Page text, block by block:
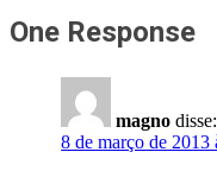
One Response
magno disse:
8 de março de 2013